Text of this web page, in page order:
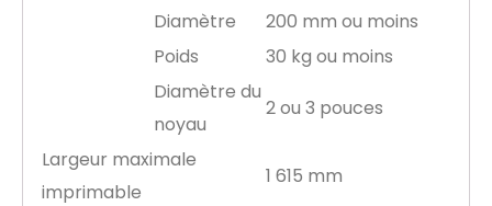
Diamètre
200 mm ou moins
Poids
30 kg ou moins
Diamètre du
noyau
2 ou 3 pouces
Largeur maximale
imprimable
1 615 mm